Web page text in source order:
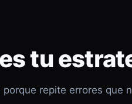
tu
repite errores que